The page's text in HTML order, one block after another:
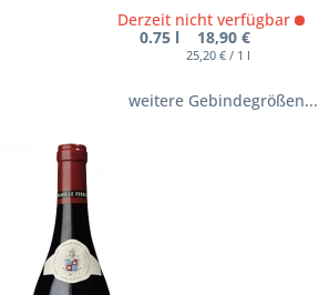
Derzeit nicht verfügbar
0.75 l 18,90 €
25,20 € / 1 l
weitere Gebindegrößen...